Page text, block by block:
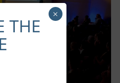
THE
×